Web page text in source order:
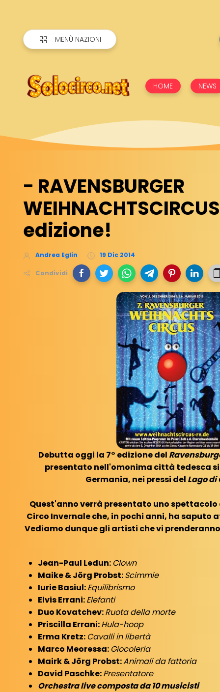
MENÙ NAZIONI
HOME NEWS
- RAVENSBURGER
edizione!
Andrea Eglin 19 Dic 2014
Condividi
Debutta oggi la 7° edizione del
presentato nell'omonima città tedesca
Germania, nei pressi del Lago di
Quest'anno verrà presentato uno
Circo Invernale che, in pochi anni, ha saputo
Vediamo dunque gli artisti che vi
Jean-Paul Ledun: Clown
Maike & Jörg Probst:Scimmie
Iurie Basiul:Equilibrismo
Elvis Errani:Elefanti
Duo Kovatchev:Ruota della morte
Priscilla Errani:Hula-hoop
Erma Kretz: Cavalli in libertà
Marco Meoressa: Giocoleria
Mairk & Jörg Probst:Animali da fattoria
David Paschke:Presentatore
Orchestra live composta da 10 musicisti